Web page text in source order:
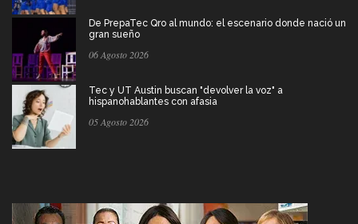
De PrepaTec Qro al mundo: el escenario donde nació un
gran sueño
06 Agosto 2026
Tec y UT Austin buscan "devolver la voz" a
hispanohablantes con afasia
05 Agosto 2026